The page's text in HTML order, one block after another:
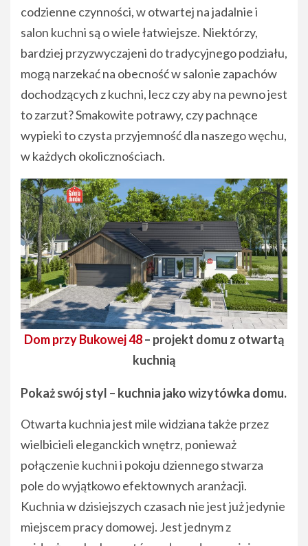
codzienne czynności, w otwartej na jadalnie i
salon kuchni są o wiele łatwiejsze. Niektórzy,
bardziej przyzwyczajeni do tradycyjnego podziału,
mogą narzekać na obecność w salonie zapachów
dochodzących z kuchni, lecz czy aby na pewno jest
to zarzut? Smakowite potrawy, czy pachnące
wypieki to czysta przyjemność dla naszego węchu,
w każdych okolicznościach.
Dom przy Bukowej 48– projekt domu z otwartą
kuchnią
Pokaż swój styl – kuchnia jako wizytówka domu.
Otwarta kuchnia jest mile widziana także przez
wielbicieli eleganckich wnętrz, ponieważ
połączenie kuchni i pokoju dziennego stwarza
pole do wyjątkowo efektownych aranżacji.
Kuchnia w dzisiejszych czasach nie jest już jedynie
miejscem pracy domowej. Jest jednym z